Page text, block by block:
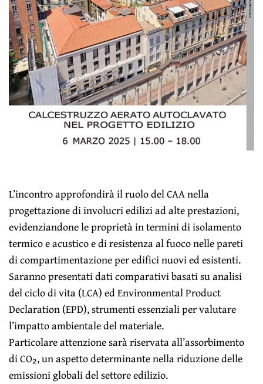
L’incontro approfondirà il ruolo del CAA nella
progettazione di involucri edilizi ad alte prestazioni,
evidenziandone le proprietà in termini di isolamento
termico e acustico e di resistenza al fuoco nelle pareti
di compartimentazione per edifici nuovi ed esistenti.
Saranno presentati dati comparativi basati su analisi
del ciclo di vita (LCA) ed Environmental Product
Declaration (EPD), strumenti essenziali per valutare
l’impatto ambientale del materiale.
Particolare attenzione sarà riservata all’assorbimento
di CO₂, un aspetto determinante nella riduzione delle
emissioni globali del settore edilizio.